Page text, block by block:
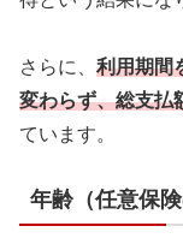
さらに、 利用期間
変わらず、総支払
ています。
年齢（任意保